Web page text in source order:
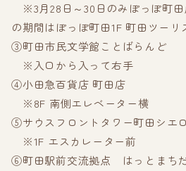
※3月28日～30日のみぽっぽ町
の期間はぽっぽ町田1F 町田ツーリ
③町田市民文学館ことばらんど
※入口から入って右手
④小田急百貨店 町田店
※8F 南側エレベーター横
⑤サウスフロントタワー町田シエロ
※1F エスカレーター前
⑥町田駅前交流拠点 はっとまちだ